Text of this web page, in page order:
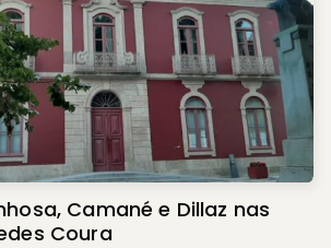
Camané e Dillaz nas
Coura